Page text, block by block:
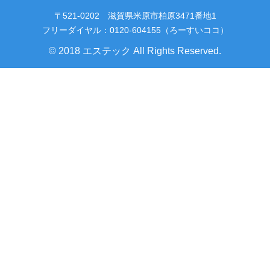
〒521-0202 滋賀県米原市柏原3471番地1
フリーダイヤル：0120-604155（ろーすいココ）
© 2018 エステック All Rights Reserved.